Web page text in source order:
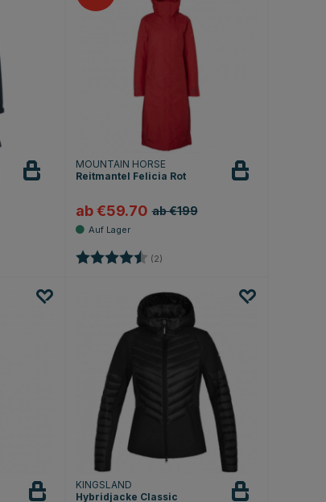
MOUNTAIN HORSE
Reitmantel Felicia Rot
ab €59.70 ab €199
Bewertung: (2)
KINGSLAND
Hybridjacke Classic